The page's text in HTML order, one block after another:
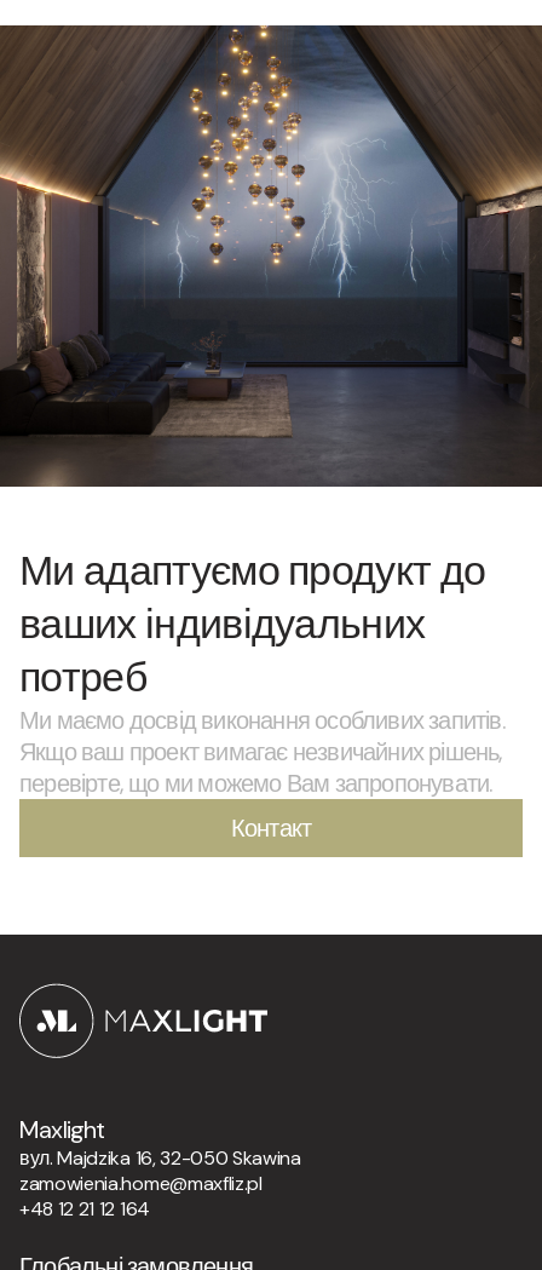
Ми адаптуємо продукт до
ваших індивідуальних
потреб
Ми маємо досвід виконання особливих запитів.
Якщо ваш проект вимагає незвичайних рішень,
перевірте, що ми можемо Вам запропонувати.
Контакт
Maxlight
вул. Majdzika 16, 32-050 Skawina
zamowienia.home@maxfliz.pl
+48 12 21 12 164